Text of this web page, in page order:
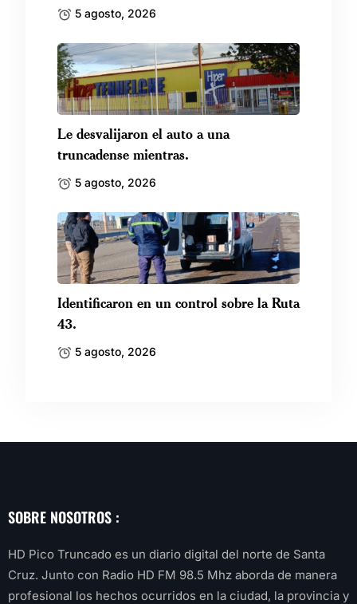
5 agosto, 2026
Le desvalijaron el auto a una
truncadense mientras.
5 agosto, 2026
Identificaron en un control sobre la Ruta
43.
5 agosto, 2026
SOBRE NOSOTROS :
HD Pico Truncado es un diario digital del norte de Santa
Cruz. Junto con Radio HD FM 98.5 Mhz aborda de manera
profesional los hechos ocurridos en la ciudad, la provincia y